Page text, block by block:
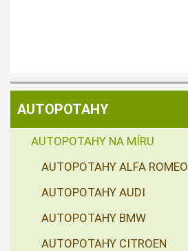
AUTOPOTAHY
AUTOPOTAHY NA MÍRU
AUTOPOTAHY ALFA ROMEO
AUTOPOTAHY AUDI
AUTOPOTAHY BMW
AUTOPOTAHY CITROEN